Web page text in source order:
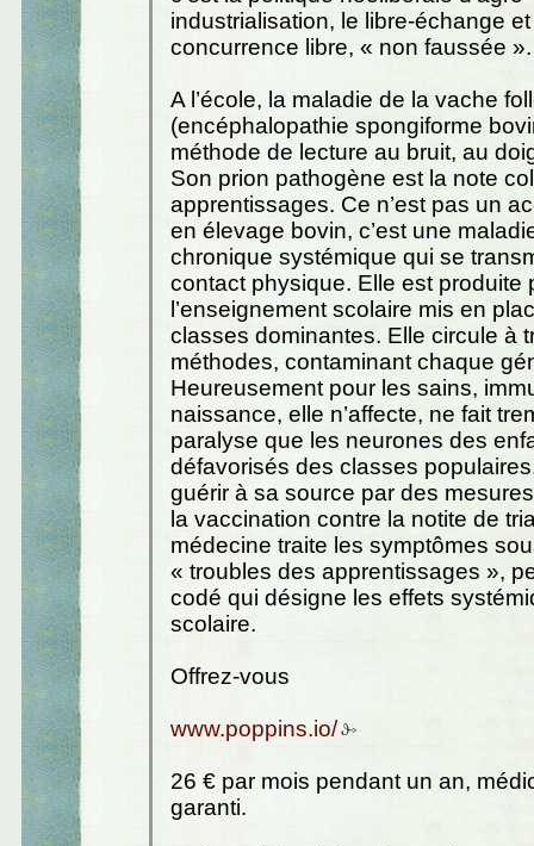
industrialisation, le libre-échange
concurrence libre, « non faussée ».
A l’école, la maladie de la vache
(encéphalopathie spongiforme
méthode de lecture au bruit, au
Son prion pathogène est la note
apprentissages. Ce n’est pas un
en élevage bovin, c’est une
chronique systémique qui se
contact physique. Elle est produite
l’enseignement scolaire mis en
classes dominantes. Elle circule à
méthodes, contaminant chaque
Heureusement pour les sains,
naissance, elle n’affecte, ne fait
paralyse que les neurones des
défavorisés des classes
guérir à sa source par des
la vaccination contre la notite de
médecine traite les symptômes
« troubles des apprentissages »,
codé qui désigne les effets
scolaire.
Offrez-vous
www.poppins.io/
26 € par mois pendant un an,
garanti.